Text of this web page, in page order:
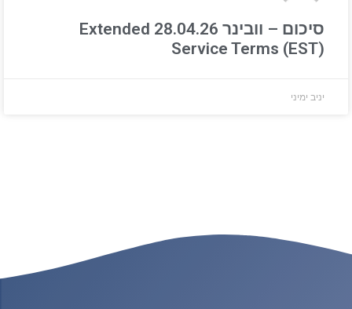
סיכום – וובינר 28.04.26 Extended
Service Terms (EST)
יניב ימיני